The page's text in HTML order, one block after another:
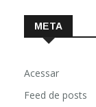
META
Acessar
Feed de posts